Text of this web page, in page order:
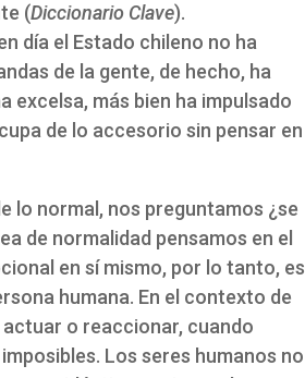
(Diccionario Clave).
día el Estado chileno no ha
de la gente, de hecho, ha
excelsa, más bien ha impulsado
de lo accesorio sin pensar en
lo normal, nos preguntamos ¿se
de normalidad pensamos en el
en sí mismo, por lo tanto, es
humana. En el contexto de
o reaccionar, cuando
Los seres humanos no